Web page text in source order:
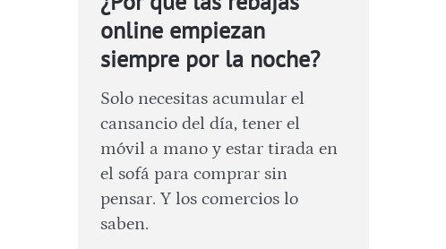
online empiezan
siempre por la noche?
Solo necesitas acumular el
cansancio del día, tener el
móvil a mano y estar tirada en
el sofá para comprar sin
pensar. Y los comercios lo
saben.